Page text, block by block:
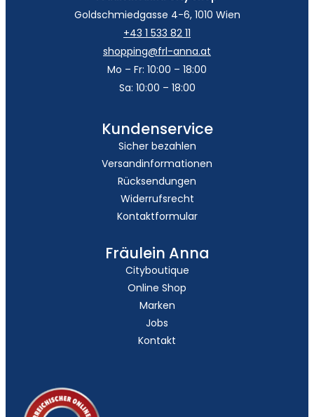
Goldschmiedgasse 4-6, 1010 Wien
+43 1 533 82 11
shopping@frl-anna.at
Mo – Fr: 10:00 – 18:00
Sa: 10:00 – 18:00
Kundenservice
Sicher bezahlen
Versandinformationen
Rücksendungen
Widerrufsrecht
Kontaktformular
Fräulein Anna
Cityboutique
Online Shop
Marken
Jobs
Kontakt